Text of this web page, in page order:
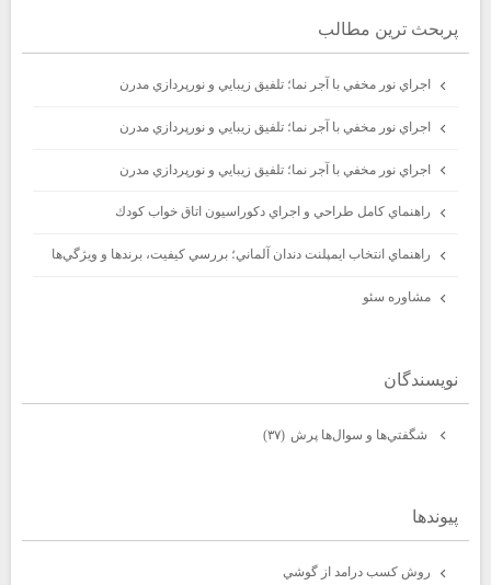
پربحث ترين مطالب
اجراي نور مخفي با آجر نما؛ تلفيق زيبايي و نورپردازي مدرن
اجراي نور مخفي با آجر نما؛ تلفيق زيبايي و نورپردازي مدرن
اجراي نور مخفي با آجر نما؛ تلفيق زيبايي و نورپردازي مدرن
راهنماي كامل طراحي و اجراي دكوراسيون اتاق خواب كودك
راهنماي انتخاب ايمپلنت دندان آلماني؛ بررسي كيفيت، برندها و ويژگي‌ها
مشاوره سئو
نويسندگان
شگفتي‌ها و سوال‌ها پرش (۳۷)
پيوندها
روش كسب درامد از گوشي